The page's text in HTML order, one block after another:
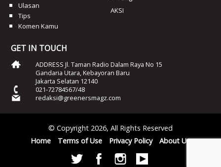
Ulasan
Tips
Komen Kamu
AKSI
GET IN TOUCH
ADDRESS Jl. Taman Radio Dalam Raya No 15
Gandaria Utara, Kebayoran Baru
Jakarta Selatan 12140
021-72784567/48
redaksi@greenersmagz.com
© Copyright 2026, All Rights Reserved
Home
Terms of Use Privacy Policy About Us